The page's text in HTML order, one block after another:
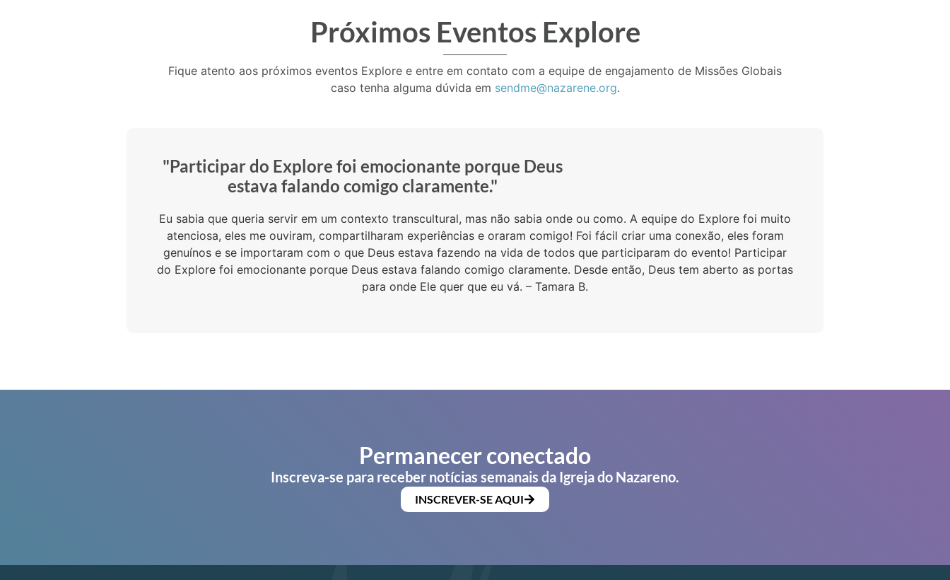
Próximos Eventos Explore
Fique atento aos próximos eventos Explore e entre em contato com a equipe de engajamento de Missões Globais
caso tenha alguma dúvida em sendme@nazarene.org.
"Participar do Explore foi emocionante porque Deus
estava falando comigo claramente."
Eu sabia que queria servir em um contexto transcultural, mas não sabia onde ou como. A equipe do Explore foi muito
atenciosa, eles me ouviram, compartilharam experiências e oraram comigo! Foi fácil criar uma conexão, eles foram
genuínos e se importaram com o que Deus estava fazendo na vida de todos que participaram do evento! Participar
do Explore foi emocionante porque Deus estava falando comigo claramente. Desde então, Deus tem aberto as portas
para onde Ele quer que eu vá. – Tamara B.
Permanecer conectado
Inscreva-se para receber notícias semanais da Igreja do Nazareno.
INSCREVER-SE AQUI